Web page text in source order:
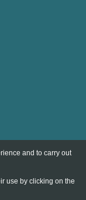
and to carry out
use by clicking on the